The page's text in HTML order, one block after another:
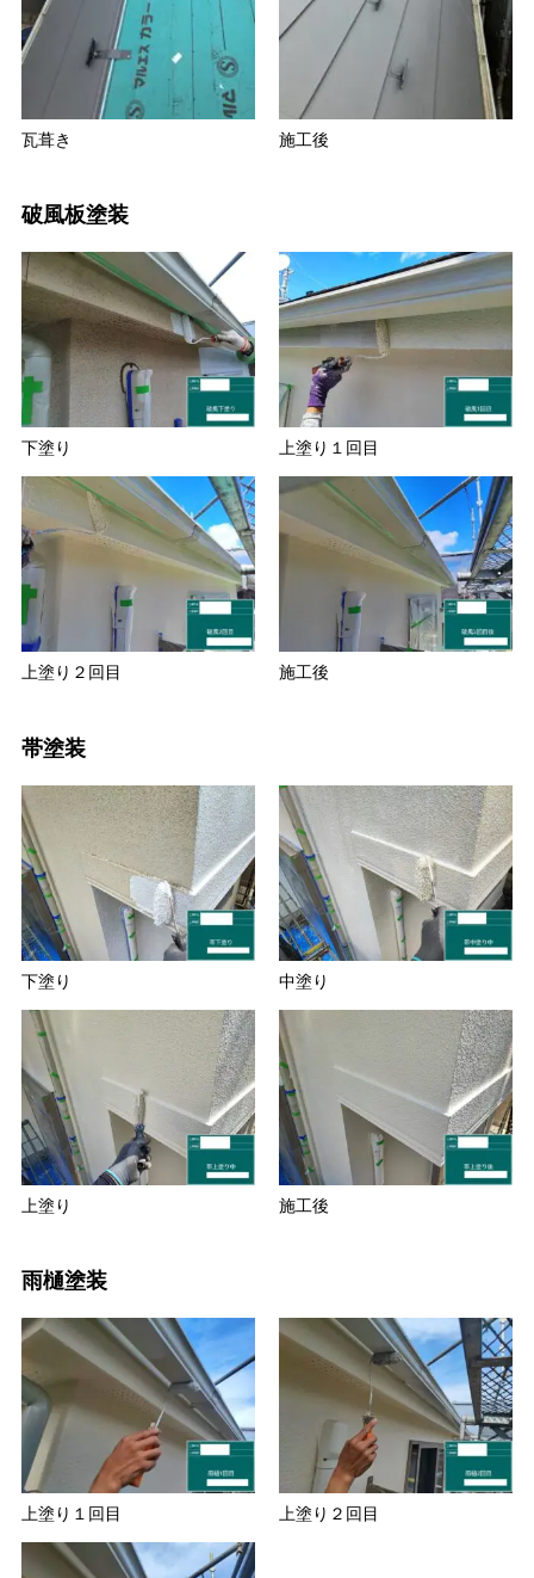
瓦葺き 施工後
破風板塗装
下塗り 上塗り１回目
上塗り２回目 施工後
帯塗装
下塗り 中塗り
上塗り 施工後
雨樋塗装
上塗り１回目 上塗り２回目